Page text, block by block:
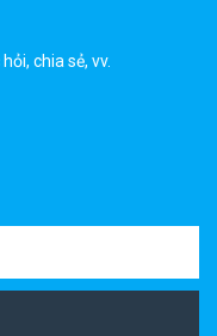
chia sẻ, vv.